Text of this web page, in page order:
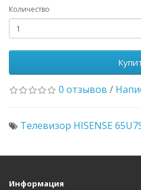
Количество
0 отзывов /
Телевизор HISENSE
Информация